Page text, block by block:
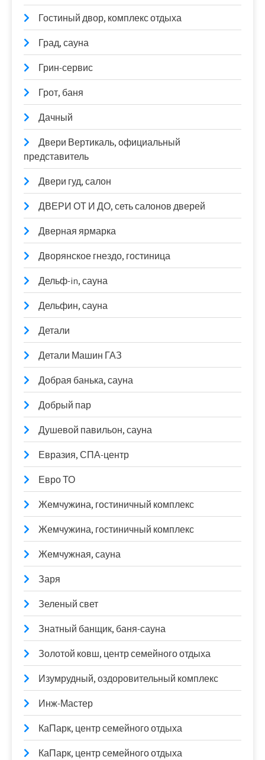
Гостиный двор, комплекс отдыха
Град, сауна
Грин-сервис
Грот, баня
Дачный
Двери Вертикаль, официальный
представитель
Двери гуд, салон
ДВЕРИ ОТ И ДО, сеть салонов дверей
Дверная ярмарка
Дворянское гнездо, гостиница
Дельф-in, сауна
Дельфин, сауна
Детали
Детали Машин ГАЗ
Добрая банька, сауна
Добрый пар
Душевой павильон, сауна
Евразия, СПА-центр
Евро ТО
Жемчужина, гостиничный комплекс
Жемчужина, гостиничный комплекс
Жемчужная, сауна
Заря
Зеленый свет
Знатный банщик, баня-сауна
Золотой ковш, центр семейного отдыха
Изумрудный, оздоровительный комплекс
Инж-Мастер
КаПарк, центр семейного отдыха
КаПарк, центр семейного отдыха